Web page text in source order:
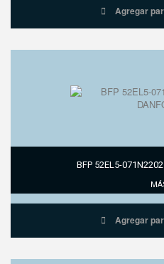
Agregar
BFP 52EL5-
Agregar